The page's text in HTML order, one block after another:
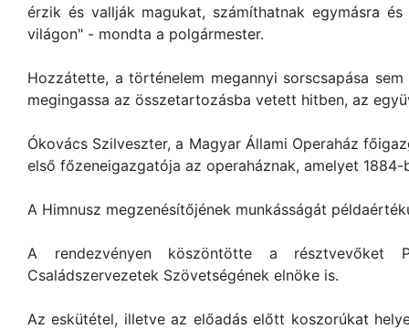
érzik és vallják magukat, számíthatnak egymásra
világon" - mondta a polgármester.
Hozzátette, a történelem megannyi sorscsapása
megingassa az összetartozásba vetett hitben, az
Ókovács Szilveszter, a Magyar Állami Operaház
első főzeneigazgatója az operaháznak, amelyet
A Himnusz megzenésítőjének munkásságát
A rendezvényen köszöntötte a résztvevőket
Családszervezetek Szövetségének elnöke is.
Az eskütétel, illetve az előadás előtt koszorúkat